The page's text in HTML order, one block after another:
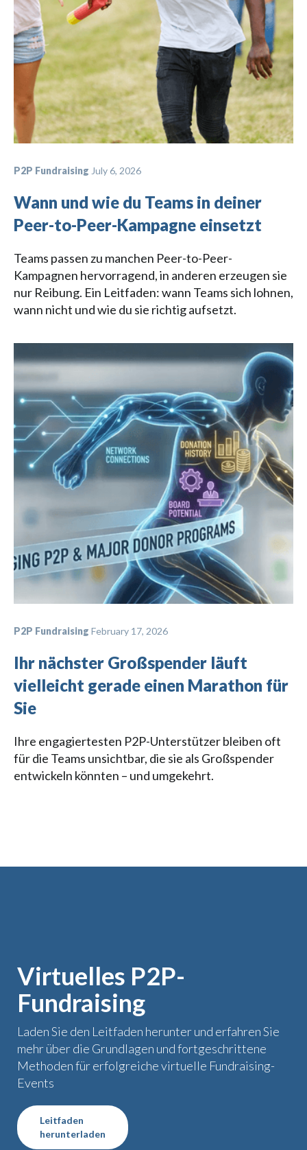
P2P Fundraising July 6, 2026
Wann und wie du Teams in deiner
Peer-to-Peer-Kampagne einsetzt
Teams passen zu manchen Peer-to-Peer-
Kampagnen hervorragend, in anderen erzeugen sie
nur Reibung. Ein Leitfaden: wann Teams sich lohnen,
wann nicht und wie du sie richtig aufsetzt.
P2P Fundraising February 17, 2026
Ihr nächster Großspender läuft
vielleicht gerade einen Marathon für
Sie
Ihre engagiertesten P2P-Unterstützer bleiben oft
für die Teams unsichtbar, die sie als Großspender
entwickeln könnten – und umgekehrt.
Virtuelles P2P-
Fundraising
Laden Sie den Leitfaden herunter und erfahren Sie
mehr über die Grundlagen und fortgeschrittene
Methoden für erfolgreiche virtuelle Fundraising-
Events
Leitfaden
herunterladen